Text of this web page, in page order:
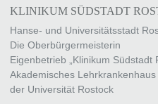
KLINIKUM SÜDSTADT
Hanse- und Universitätsstadt
Die Oberbürgermeisterin
Eigenbetrieb „Klinikum Südstadt
Akademisches Lehrkrankenhaus
der Universität Rostock